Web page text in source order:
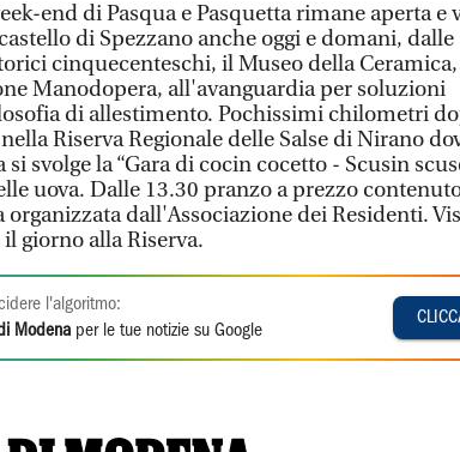
end di Pasqua e Pasquetta rimane aperta e
di Spezzano anche oggi e domani, dalle
cinquecenteschi, il Museo della
Manodopera, all'avanguardia per soluzioni
di allestimento. Pochissimi chilometri
Riserva Regionale delle Salse di Nirano
svolge la “Gara di cocin cocetto - Scusin
uova. Dalle 13.30 pranzo a prezzo
organizzata dall'Associazione dei Residenti.
giorno alla Riserva.
l'algoritmo:
Modena per le tue notizie su Google